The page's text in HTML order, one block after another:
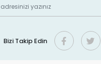
Bizi Takip Edin